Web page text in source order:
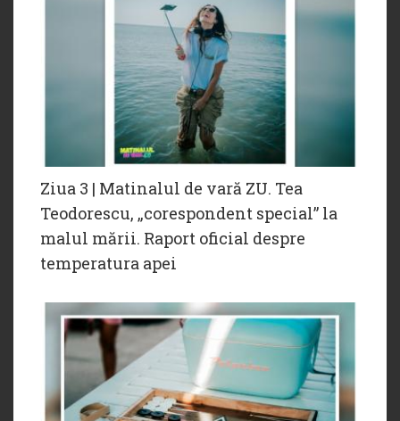
Ziua 3 | Matinalul de vară ZU. Tea
Teodorescu, „corespondent special” la
malul mării. Raport oficial despre
temperatura apei